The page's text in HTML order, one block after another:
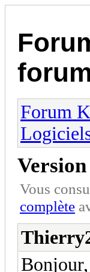
Forum
Vous
complète
Bonjour,